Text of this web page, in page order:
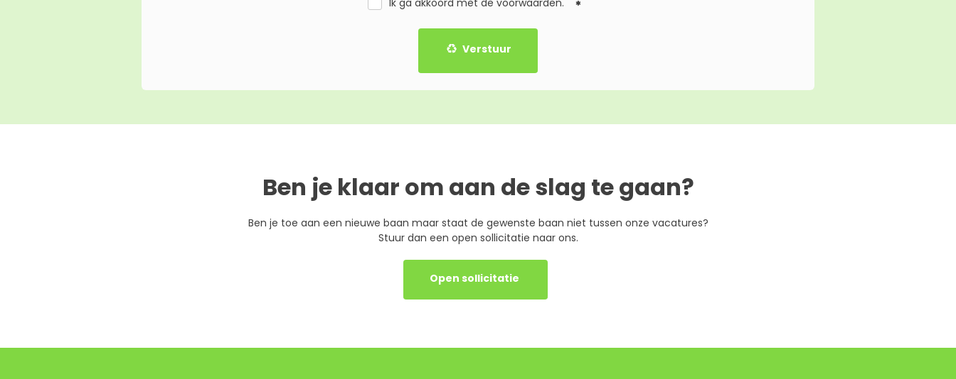
Verstuur
Ben je klaar om aan de slag te gaan?
Ben je toe aan een nieuwe baan maar staat de gewenste baan niet tussen onze vacatures?
Stuur dan een open sollicitatie naar ons.
Open sollicitatie